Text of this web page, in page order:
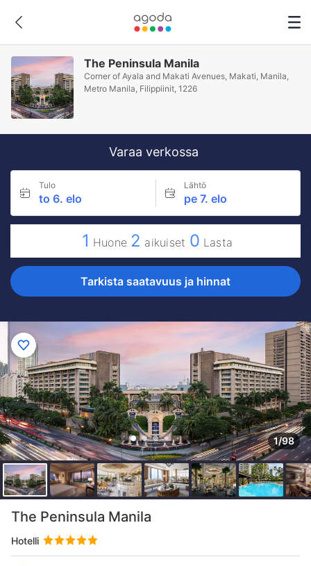
The Peninsula Manila
Corner of Ayala and Makati Avenues, Makati, Manila,
Metro Manila, Filippiinit, 1226
Varaa verkossa
Tulo
to 6. elo
Lähtö
pe 7. elo
1 Huone 2 aikuiset 0 Lasta
Tarkista saatavuus ja hinnat
1/98
The Peninsula Manila
Hotelli